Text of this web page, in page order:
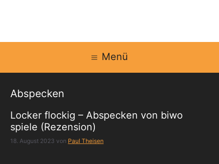
Menü
Abspecken
Locker flockig – Abspecken von biwo
spiele (Rezension)
18. August 2023 von Paul Theisen